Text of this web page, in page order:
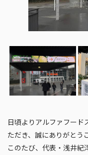
日頃よりアルファフード
ただき、誠にありがとう
このたび、代表・浅井